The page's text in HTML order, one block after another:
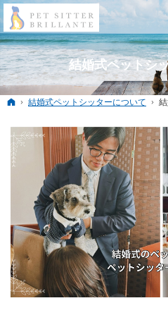
結婚式ペットシ
ホーム
結婚式ペットシッターについて